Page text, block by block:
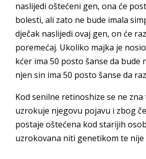
naslijedi oštećeni gen, ona će
bolesti, ali zato ne bude imala
dječak naslijedi ovaj gen, on će
poremećaj. Ukoliko majka je
kćer ima 50 posto šanse da bude
njen sin ima 50 posto šanse da
Kod senilne retinoshize se ne
uzrokuje njegovu pojavu i zbog
postaje oštećena kod starijih
uzrokovana niti genetikom te nije